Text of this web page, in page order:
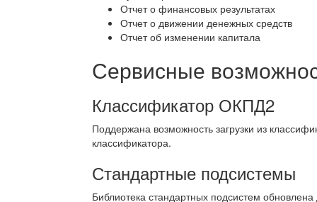
Отчет о финансовых результатах
Отчет о движении денежных средств
Отчет об изменении капитала
Сервисные
Классификатор ОКПД2
Поддержана возможность загрузки из
классификатора.
Стандартные подсистемы
Библиотека стандартных подсистем